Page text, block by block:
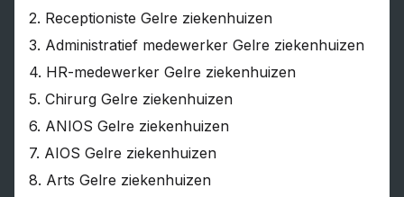
2. Receptioniste Gelre ziekenhuizen
3. Administratief medewerker Gelre ziekenhuizen
4. HR-medewerker Gelre ziekenhuizen
5. Chirurg Gelre ziekenhuizen
6. ANIOS Gelre ziekenhuizen
7. AIOS Gelre ziekenhuizen
8. Arts Gelre ziekenhuizen